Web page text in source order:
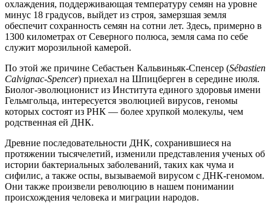
охлаждения, поддерживающая температуру семян на уровне
минус 18 градусов, выйдет из строя, замерзшая земля
обеспечит сохранность семян на сотни лет. Здесь, примерно в
1300 километрах от Северного полюса, земля сама по себе
служит морозильной камерой.
По этой же причине Себастьен Кальвиньяк-Спенсер (Sébastien
Calvignac-Spencer) приехал на Шпицберген в середине июля.
Биолог-эволюционист из Института единого здоровья имени
Гельмгольца, интересуется эволюцией вирусов, геномы
которых состоят из РНК — более хрупкой молекулы, чем
родственная ей ДНК.
Древние последовательности ДНК, сохранившиеся на
протяжении тысячелетий, изменили представления ученых об
истории бактериальных заболеваний, таких как чума и
сифилис, а также оспы, вызываемой вирусом с ДНК-геномом.
Они также произвели революцию в нашем понимании
происхождения человека и миграции народов.